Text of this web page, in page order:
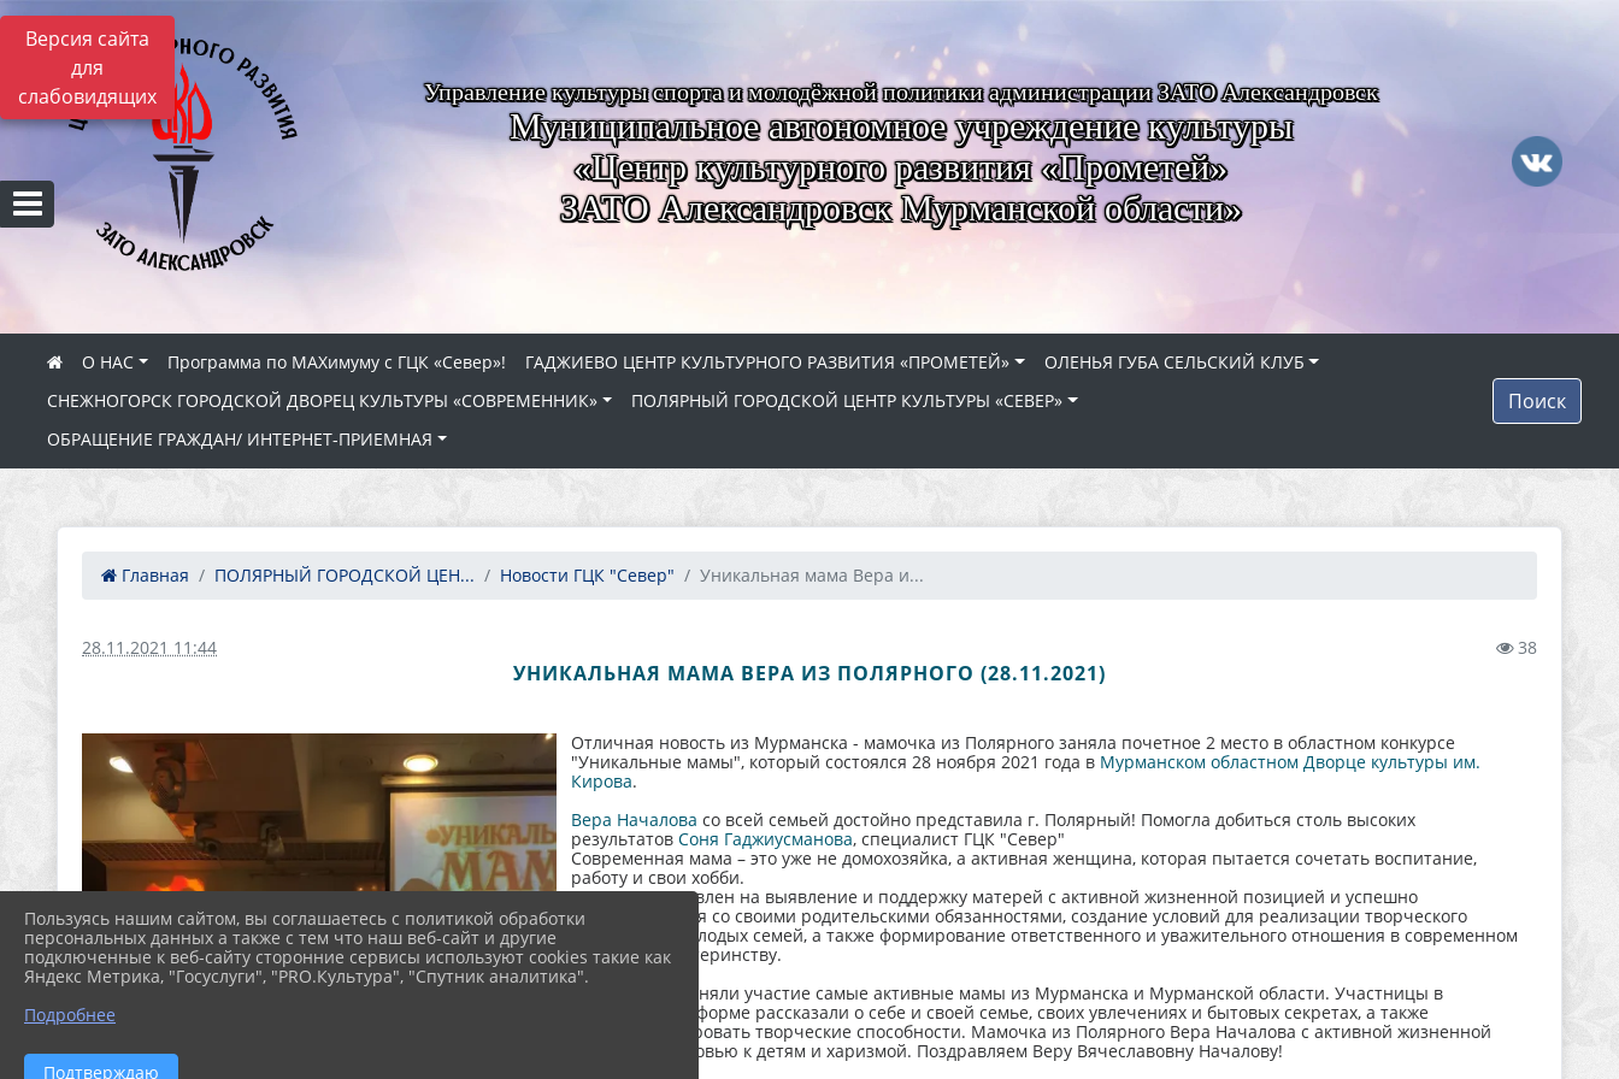
Версия сайта
для
слабовидящих
Управление культуры спорта и молодёжной политики администрации ЗАТО Александровск
Муниципальное автономное учреждение культуры
«Центр культурного развития «Прометей»
ЗАТО Александровск Мурманской области»
О НАС Программа по МАХимуму с ГЦК «Север»! ГАДЖИЕВО ЦЕНТР КУЛЬТУРНОГО РАЗВИТИЯ «ПРОМЕТЕЙ»
ОЛЕНЬЯ ГУБА СЕЛЬСКИЙ КЛУБ
СНЕЖНОГОРСК ГОРОДСКОЙ ДВОРЕЦ КУЛЬТУРЫ «СОВРЕМЕННИК»
ПОЛЯРНЫЙ ГОРОДСКОЙ ЦЕНТР КУЛЬТУРЫ «СЕВЕР»
ОБРАЩЕНИЕ ГРАЖДАН/ ИНТЕРНЕТ-ПРИЕМНАЯ
Поиск
Главная ПОЛЯРНЫЙ ГОРОДСКОЙ ЦЕН... Новости ГЦК "Север" Уникальная мама Вера и...
28.11.2021 11:44 38
УНИКАЛЬНАЯ МАМА ВЕРА ИЗ ПОЛЯРНОГО (28.11.2021)
Отличная новость из Мурманска - мамочка из Полярного заняла почетное 2 место в областном конкурсе
"Уникальные мамы", который состоялся 28 ноября 2021 года в Мурманском областном Дворце культуры им.
Кирова.
Вера Началова со всей семьей достойно представила г. Полярный! Помогла добиться столь высоких
результатов Соня Гаджиусманова, специалист ГЦК "Север"
Современная мама – это уже не домохозяйка, а активная женщина, которая пытается сочетать воспитание,
работу и свои хобби.
Конкурс направлен на выявление и поддержку матерей с активной жизненной позицией и успешно
справляющихся со своими родительскими обязанностями, создание условий для реализации творческого
потенциала молодых семей, а также формирование ответственного и уважительного отношения в современном
обществе к материнству.
В конкурсе приняли участие самые активные мамы из Мурманска и Мурманской области. Участницы в
оригинальной форме рассказали о себе и своей семье, своих увлечениях и бытовых секретах, а также
продемонстрировать творческие способности. Мамочка из Полярного Вера Началова с активной жизненной
позицией, любовью к детям и харизмой. Поздравляем Веру Вячеславовну Началову!
Пользуясь нашим сайтом, вы соглашаетесь с политикой обработки
персональных данных а также с тем что наш веб-сайт и другие
подключенные к веб-сайту сторонние сервисы используют cookies такие как
Яндекс Метрика, "Госуслуги", "PRO.Культура", "Спутник аналитика".
Подробнее
Подтверждаю